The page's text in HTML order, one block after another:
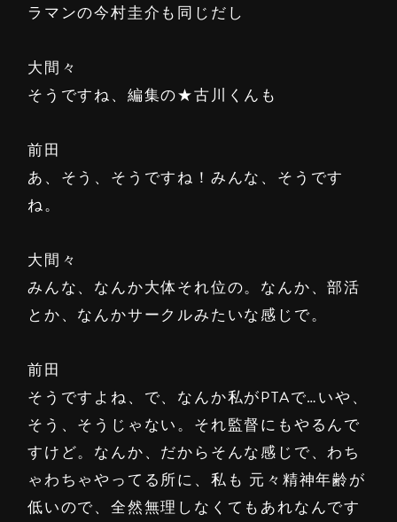
ラマンの今村圭介も同じだし
大間々
そうですね、編集の★古川くんも
前田
あ、そう、そうですね！みんな、そうです
ね。
大間々
みんな、なんか大体それ位の。なんか、部活
とか、なんかサークルみたいな感じで。
前田
そうですよね、で、なんか私がPTAで…いや、
そう、そうじゃない。それ監督にもやるんで
すけど。なんか、だからそんな感じで、わち
ゃわちゃやってる所に、私も 元々精神年齢が
低いので、全然無理しなくてもあれなんです